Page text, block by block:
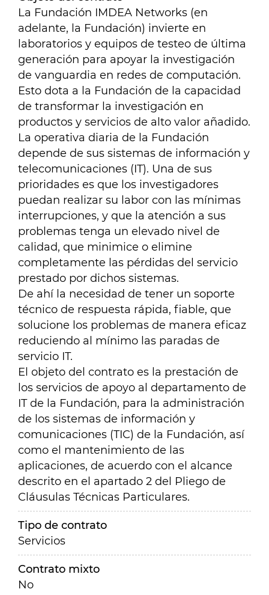
La Fundación IMDEA Networks (en
adelante, la Fundación) invierte en
laboratorios y equipos de testeo de última
generación para apoyar la investigación
de vanguardia en redes de computación.
Esto dota a la Fundación de la capacidad
de transformar la investigación en
productos y servicios de alto valor añadido.
La operativa diaria de la Fundación
depende de sus sistemas de información y
telecomunicaciones (IT). Una de sus
prioridades es que los investigadores
puedan realizar su labor con las mínimas
interrupciones, y que la atención a sus
problemas tenga un elevado nivel de
calidad, que minimice o elimine
completamente las pérdidas del servicio
prestado por dichos sistemas.
De ahí la necesidad de tener un soporte
técnico de respuesta rápida, fiable, que
solucione los problemas de manera eficaz
reduciendo al mínimo las paradas de
servicio IT.
El objeto del contrato es la prestación de
los servicios de apoyo al departamento de
IT de la Fundación, para la administración
de los sistemas de información y
comunicaciones (TIC) de la Fundación, así
como el mantenimiento de las
aplicaciones, de acuerdo con el alcance
descrito en el apartado 2 del Pliego de
Cláusulas Técnicas Particulares.
Tipo de contrato
Servicios
Contrato mixto
No